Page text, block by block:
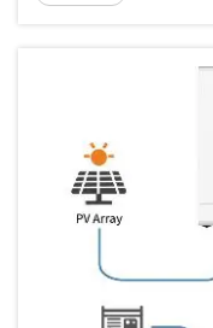
을 갖추고 있습니다...